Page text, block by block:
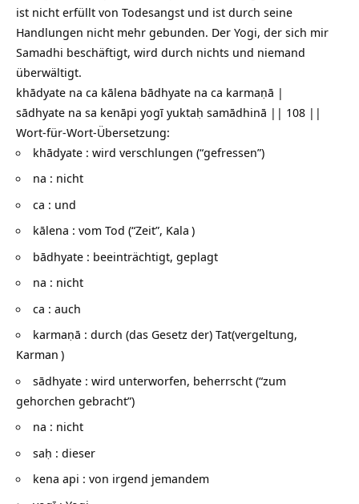
ist nicht erfüllt von Todesangst und ist durch seine
Handlungen nicht mehr gebunden. Der Yogi, der sich mir
Samadhi beschäftigt, wird durch nichts und niemand
überwältigt.
khādyate na ca kālena bādhyate na ca karmaṇā |
sādhyate na sa kenāpi yogī yuktaḥ samādhinā || 108 ||
Wort-für-Wort-Übersetzung:
khādyate : wird verschlungen (“gefressen”)
na : nicht
ca : und
kālena : vom Tod (“Zeit”, Kala )
bādhyate : beeinträchtigt, geplagt
na : nicht
ca : auch
karmaṇā : durch (das Gesetz der) Tat(vergeltung,
Karman )
sādhyate : wird unterworfen, beherrscht (“zum
gehorchen gebracht”)
na : nicht
saḥ : dieser
kena api : von irgend jemandem